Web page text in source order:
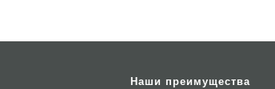
Наши преимущества